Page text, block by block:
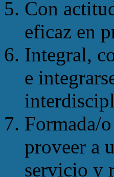
Con
eficaz en
Integral,
e
Formada/
proveer a
servicio y